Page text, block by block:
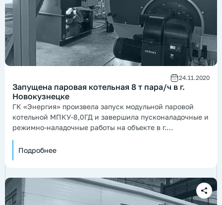
24.11.2020
Запущена паровая котельная 8 т пара/ч в г.
Новокузнецке
ГК «Энергия» произвела запуск модульной паровой
котельной МПКУ-8,0ГД и завершила пусконаладочные и
режимно-наладочные работы на объекте в г.
Подробнее